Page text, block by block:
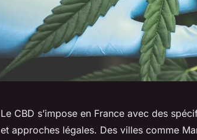
Le CBD s’impose en France avec des
et approches légales. Des villes comme